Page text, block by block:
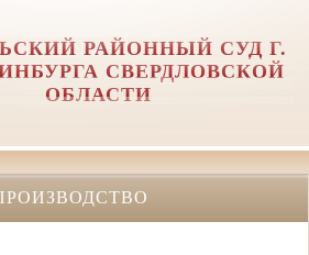
РАЙОННЫЙ СУД Г.
СВЕРДЛОВСКОЙ
ОБЛАСТИ